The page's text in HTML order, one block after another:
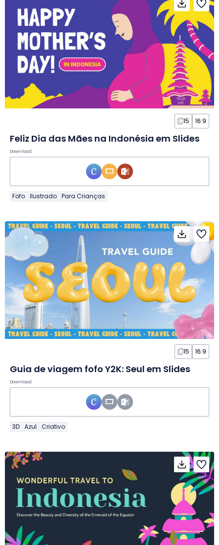
15 16:9
Feliz Dia das Mães na Indonésia em Slides
Download
Fofo Ilustrado Para Crianças
15 16:9
Guia de viagem fofo Y2K: Seul em Slides
Download
3D Azul Criativo